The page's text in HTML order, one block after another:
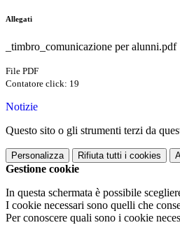
Allegati
_timbro_comunicazione per alunni.pdf
File PDF
Contatore click: 19
Notizie
Questo sito o gli strumenti terzi da
Personalizza Rifiuta tutti i cookies
Gestione cookie
In questa schermata è possibile
I cookie necessari sono quelli che
Per conoscere quali sono i cookie